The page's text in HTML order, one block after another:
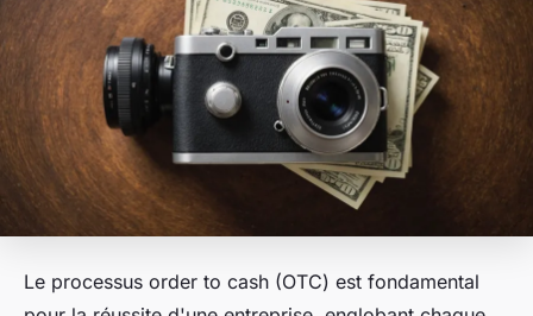
Le processus order to cash (OTC) est fondamental